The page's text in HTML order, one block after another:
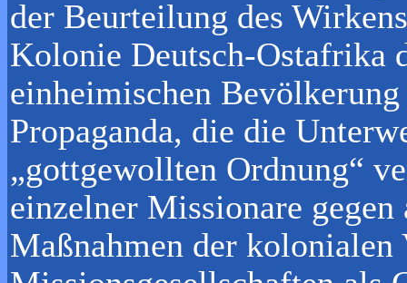
der Beurteilung des
Kolonie Deutsch-Ostafrika
einheimischen
Propaganda, die die
„gottgewollten Ordnung“
einzelner Missionare gegen
Maßnahmen der